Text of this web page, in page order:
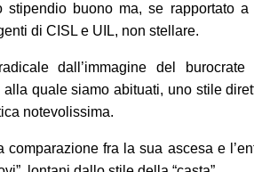
stipendio buono ma, se rapportato
di CISL e UIL, non stellare.
dall’immagine del burocrate
quale siamo abituati, uno stile
notevolissima.
comparazione fra la sua ascesa e